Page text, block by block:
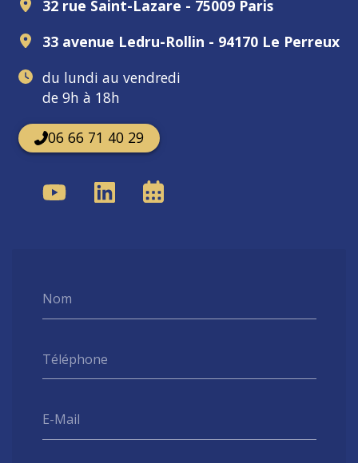
Nom
Téléphone
E-Mail
32 rue Saint-Lazare - 75009 Paris
33 avenue Ledru-Rollin - 94170 Le Perreux
du lundi au vendredi
de 9h à 18h
06 66 71 40 29